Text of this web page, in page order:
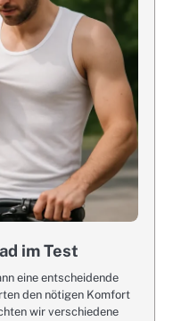
im Test
eine entscheidende
den nötigen Komfort
wir verschiedene